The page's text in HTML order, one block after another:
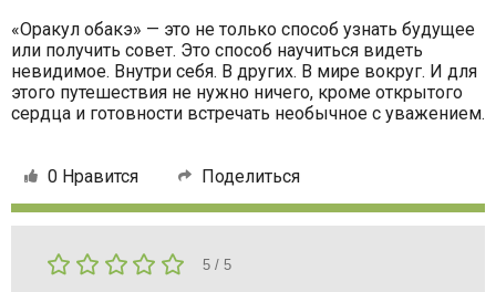
«Оракул обакэ» — это не только способ узнать будущее
или получить совет. Это способ научиться видеть
невидимое. Внутри себя. В других. В мире вокруг. И для
этого путешествия не нужно ничего, кроме открытого
сердца и готовности встречать необычное с уважением.
0 Нравится Поделиться
5 / 5